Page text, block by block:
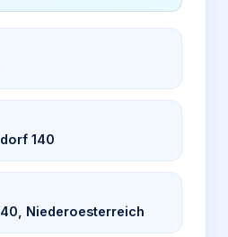
140
Niederoesterreich